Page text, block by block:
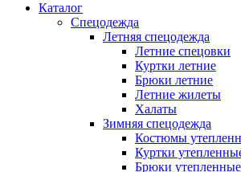
Каталог
Спецодежда
Летняя спецодежда
Летние спецовки
Куртки летние
Брюки летние
Летние жилеты
Халаты
Зимняя спецодежда
Костюмы
Куртки
Брюки утепленные